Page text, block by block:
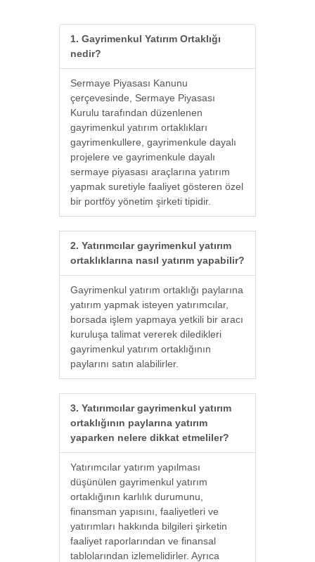
1. Gayrimenkul Yatırım Ortaklığı
nedir?
Sermaye Piyasası Kanunu
çerçevesinde, Sermaye Piyasası
Kurulu tarafından düzenlenen
gayrimenkul yatırım ortaklıkları
gayrimenkullere, gayrimenkule dayalı
projelere ve gayrimenkule dayalı
sermaye piyasası araçlarına yatırım
yapmak suretiyle faaliyet gösteren özel
bir portföy yönetim şirketi tipidir.
2. Yatırımcılar gayrimenkul yatırım
ortaklıklarına nasıl yatırım yapabilir?
Gayrimenkul yatırım ortaklığı paylarına
yatırım yapmak isteyen yatırımcılar,
borsada işlem yapmaya yetkili bir aracı
kuruluşa talimat vererek diledikleri
gayrimenkul yatırım ortaklığının
paylarını satın alabilirler.
3. Yatırımcılar gayrimenkul yatırım
ortaklığının paylarına yatırım
yaparken nelere dikkat etmeliler?
Yatırımcılar yatırım yapılması
düşünülen gayrimenkul yatırım
ortaklığının karlılık durumunu,
finansman yapısını, faaliyetleri ve
yatırımları hakkında bilgileri şirketin
faaliyet raporlarından ve finansal
tablolarından izlemelidirler. Ayrıca